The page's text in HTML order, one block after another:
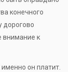
конечного
дорогово
внимание к
он платит.